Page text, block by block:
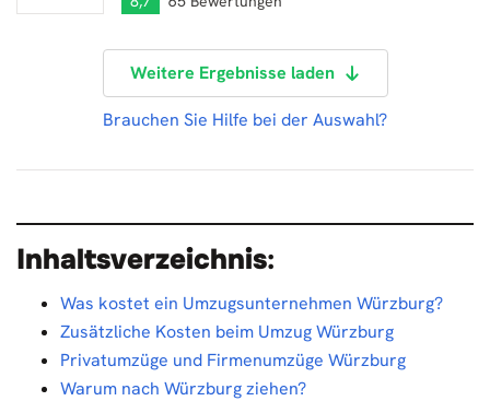
Weitere Ergebnisse laden
Brauchen Sie Hilfe bei der Auswahl?
Inhaltsverzeichnis:
Was kostet ein Umzugsunternehmen Würzburg?
Zusätzliche Kosten beim Umzug Würzburg
Privatumzüge und Firmenumzüge Würzburg
Warum nach Würzburg ziehen?